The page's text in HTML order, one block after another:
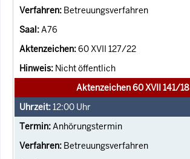
Betreuungsverfahren
A76
60 XVII 127/22
Nicht öffentlich
Aktenzeichen 60 XVII 141/18
12:00 Uhr
Anhörungstermin
Betreuungsverfahren